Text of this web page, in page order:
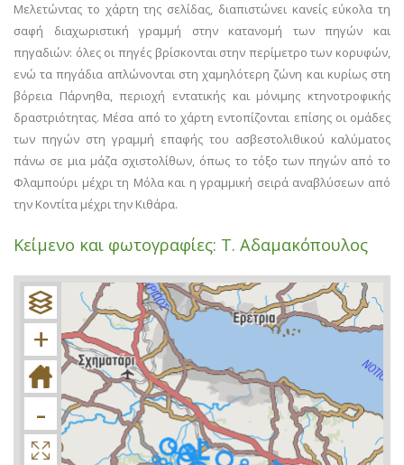
Μελετώντας το χάρτη της σελίδας, διαπιστώνει κανείς εύκολα τη
σαφή διαχωριστική γραμμή στην κατανομή των πηγών και
πηγαδιών: όλες οι πηγές βρίσκονται στην περίμετρο των κορυφών,
ενώ τα πηγάδια απλώνονται στη χαμηλότερη ζώνη και κυρίως στη
βόρεια Πάρνηθα, περιοχή εντατικής και μόνιμης κτηνοτροφικής
δραστριότητας. Μέσα από το χάρτη εντοπίζονται επίσης οι ομάδες
των πηγών στη γραμμή επαφής του ασβεστολιθικού καλύματος
πάνω σε μια μάζα σχιστολίθων, όπως το τόξο των πηγών από το
Φλαμπούρι μέχρι τη Μόλα και η γραμμική σειρά αναβλύσεων από
την Κοντίτα μέχρι την Κιθάρα.
Κείμενο και φωτογραφίες: Τ. Αδαμακόπουλος
+
−
+
-